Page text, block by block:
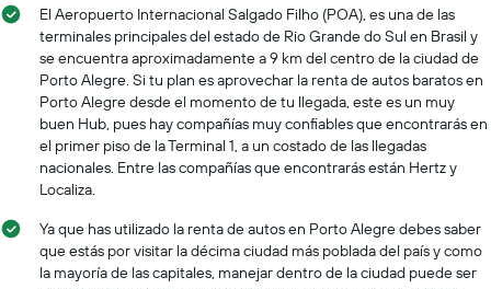
El Aeropuerto Internacional Salgado Filho (POA), es una de las
terminales principales del estado de Rio Grande do Sul en Brasil y
se encuentra aproximadamente a 9 km del centro de la ciudad de
Porto Alegre. Si tu plan es aprovechar la renta de autos baratos en
Porto Alegre desde el momento de tu llegada, este es un muy
buen Hub, pues hay compañías muy confiables que encontrarás en
el primer piso de la Terminal 1, a un costado de las llegadas
nacionales. Entre las compañías que encontrarás están Hertz y
Localiza.
Ya que has utilizado la renta de autos en Porto Alegre debes saber
que estás por visitar la décima ciudad más poblada del país y como
la mayoría de las capitales, manejar dentro de la ciudad puede ser